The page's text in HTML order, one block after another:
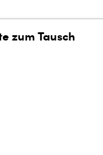
zum Tausch